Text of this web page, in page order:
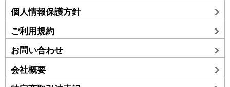
個人情報保護方針
ご利用規約
お問い合わせ
会社概要